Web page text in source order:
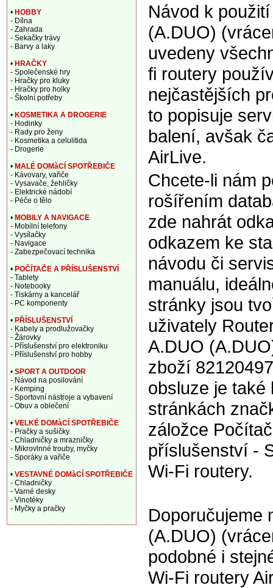
Návod k
(A.DUO)
uvedeny
fi routery
nejčastějších
to popisuje
balení, avšak
AirLive.
Chcete-li nám
rošířením
zde nahrát
odkazem ke
návodu či
manuálu,
stránky jsou
uživately
A.DUO
zboží
obsluze je také
stránkách
záložce
příslušenství -
Wi-Fi routery.
Doporučujeme
(A.DUO)
podobné i
Wi-Fi routery
• HOBBY
- Dílna
- Zahrada
- Sekačky trávy
- Barvy a laky
• HRAČKY
- Společenské hry
- Hračky pro kluky
- Hračky pro holky
- Školní potřeby
• KOSMETIKA A DROGERIE
- Hodinky
- Rady pro ženy
- Kosmetika a celulitida
- Drogerie
• MALÉ DOMàCÍ SPOTŘEBIČE
- Kávovary, vařiče
- Vysavače, žehličky
- Elektrické nádobí
- Péče o tělo
• MOBILY A NAVIGACE
- Mobilní telefony
- Vysílačky
- Navigace
- Zabezpečovací technika
• POČÍTAČE A PŘÍSLUŠENSTVÍ
- Tablety
- Notebooky
- Tiskárny a kancelář
- PC komponenty
• PŘÍSLUŠENSTVÍ
- Kabely a prodlužovačky
- Žárovky
- Příslušenství pro elektroniku
- Příslušenství pro hobby
• SPORT A OUTDOOR
- Návod na posilování
- Kemping
- Sportovní nástroje a vybavení
- Obuv a oblečení
• VELKÉ DOMàCÍ SPOTŘEBIČE
- Pračky a sušičky
- Chladničky a mrazničky
- Mikrovlnné trouby, myčky
- Sporáky a vařiče
• VESTAVNÉ DOMàCÍ SPOTŘEBIČE
- Chladničky
- Varné desky
- Vinotéky
- Myčky a pračky